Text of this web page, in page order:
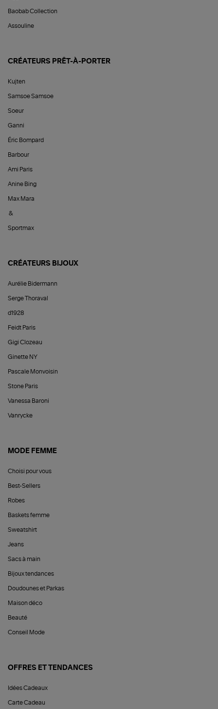
Baobab Collection
Assouline
CRÉATEURS PRÊT-À-PORTER
Kujten
Samsoe Samsoe
Soeur
Ganni
Éric Bompard
Barbour
Ami Paris
Anine Bing
Max Mara
&
Sportmax
CRÉATEURS BIJOUX
Aurélie Bidermann
Serge Thoraval
d1928
Feidt Paris
Gigi Clozeau
Ginette NY
Pascale Monvoisin
Stone Paris
Vanessa Baroni
Vanrycke
MODE FEMME
Choisi pour vous
Best-Sellers
Robes
Baskets femme
Sweatshirt
Jeans
Sacs à main
Bijoux tendances
Doudounes et Parkas
Maison déco
Beauté
Conseil Mode
OFFRES ET TENDANCES
Idées Cadeaux
Carte Cadeau